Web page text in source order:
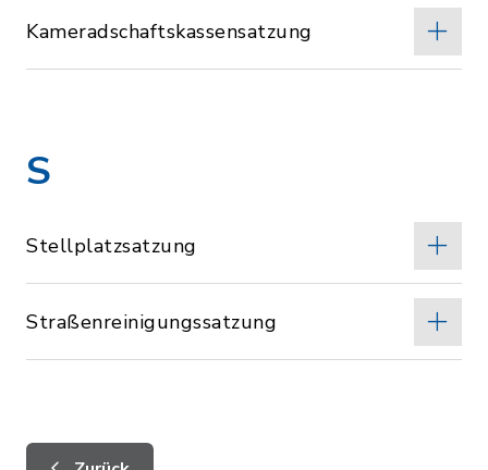
Kameradschaftskassensatzung
S
Stellplatzsatzung
Straßenreinigungssatzung